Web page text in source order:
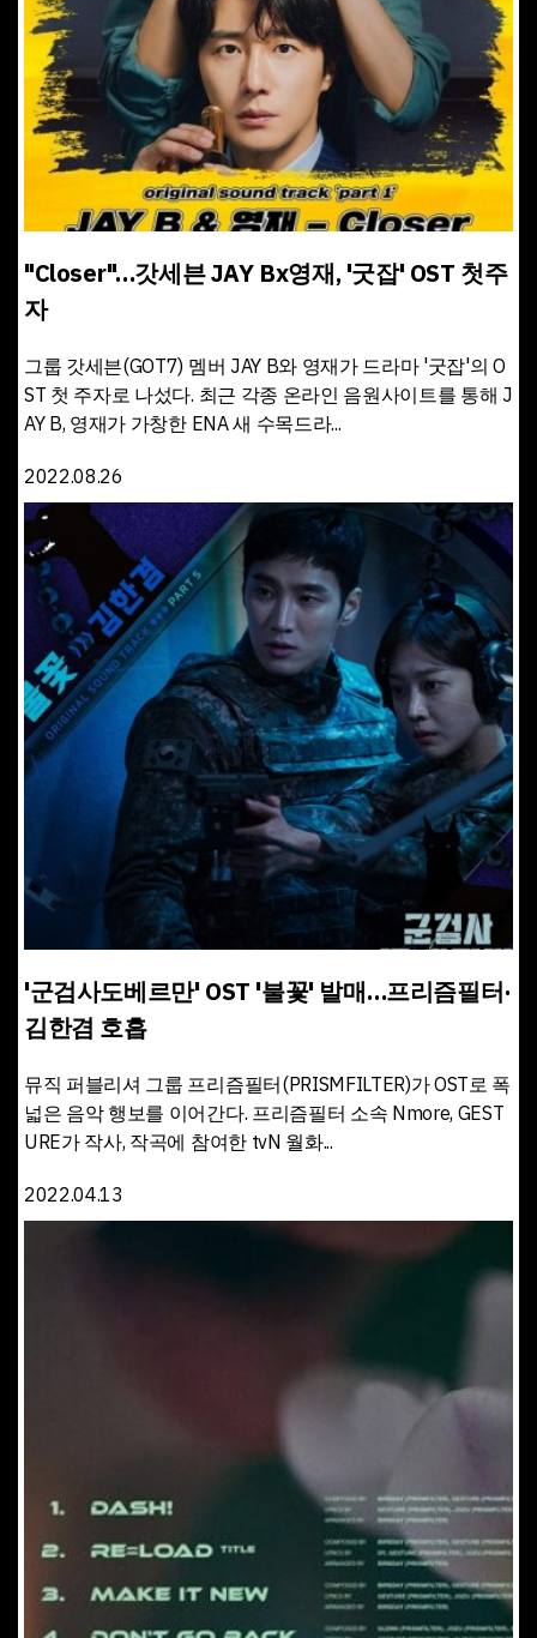
"Closer"…갓세븐 JAY Bx영재, '굿잡' OST 첫주
자
그룹 갓세븐(GOT7) 멤버 JAY B와 영재가 드라마 '굿잡'의 O
ST 첫 주자로 나섰다. 최근 각종 온라인 음원사이트를 통해 J
AY B, 영재가 가창한 ENA 새 수목드라...
2022.08.26
'군검사도베르만' OST '불꽃' 발매…프리즘필터·
김한겸 호흡
뮤직 퍼블리셔 그룹 프리즘필터(PRISMFILTER)가 OST로 폭
넓은 음악 행보를 이어간다. 프리즘필터 소속 Nmore, GEST
URE가 작사, 작곡에 참여한 tvN 월화...
2022.04.13